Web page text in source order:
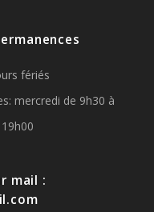
fériés
mercredi de 9h30 à
mail :